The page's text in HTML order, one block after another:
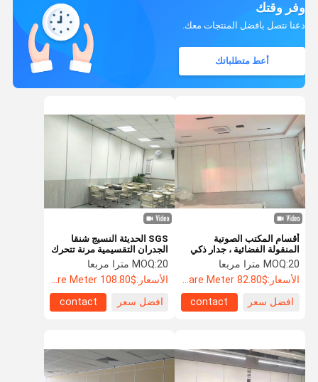
وفر وقتك
دعنا نتصل بأفضل المنتجات معك.
أعط متطلباتك
أقسام المكتب الصوتية
المنقولة الفضائية ، جدار ذكي
قابل للطي عازل للصوت
MOQ:20 مترا مربعا
الأسعار:$82.80 Per Square Meter
افضل سعر
contact
SGS الحديثة النسيج شنقا
الجدران التقسيمية مرنة تتحرك
الضوضاء والدليل على المدرسة
MOQ:20 مترا مربعا
الأسعار:$108.80 Per Square Meter
افضل سعر
contact